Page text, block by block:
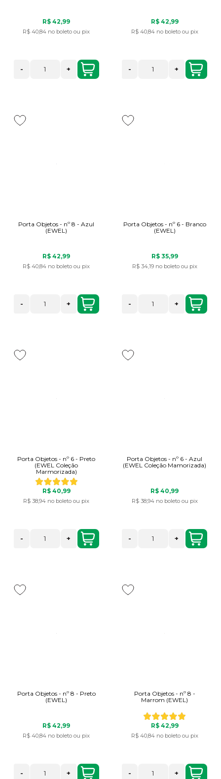
R$ 42,99
R$ 40,84 no boleto ou pix
- +
R$ 42,99
R$ 40,84 no boleto ou pix
- +
Porta Objetos - nº 8 - Azul
(EWEL)
R$ 42,99
R$ 40,84 no boleto ou pix
- +
Porta Objetos - nº 6 - Branco
(EWEL)
R$ 35,99
R$ 34,19 no boleto ou pix
- +
Porta Objetos - nº 6 - Preto
(EWEL Coleção
Marmorizada)
R$ 40,99
R$ 38,94 no boleto ou pix
- +
Porta Objetos - nº 6 - Azul
(EWEL Coleção Mamorizada)
R$ 40,99
R$ 38,94 no boleto ou pix
- +
Porta Objetos - nº 8 - Preto
(EWEL)
R$ 42,99
R$ 40,84 no boleto ou pix
- +
Porta Objetos - nº 8 -
Marrom (EWEL)
R$ 42,99
R$ 40,84 no boleto ou pix
- +